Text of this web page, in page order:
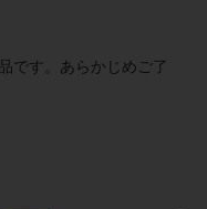
です。あらかじめご了